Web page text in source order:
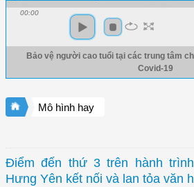
00:00
Bảo vệ người cao tuổi tại các trung tâm
Covid-19
Mô hình hay
Điểm đến thứ 3 trên hành
Hưng Yên kết nối và lan tỏa văn